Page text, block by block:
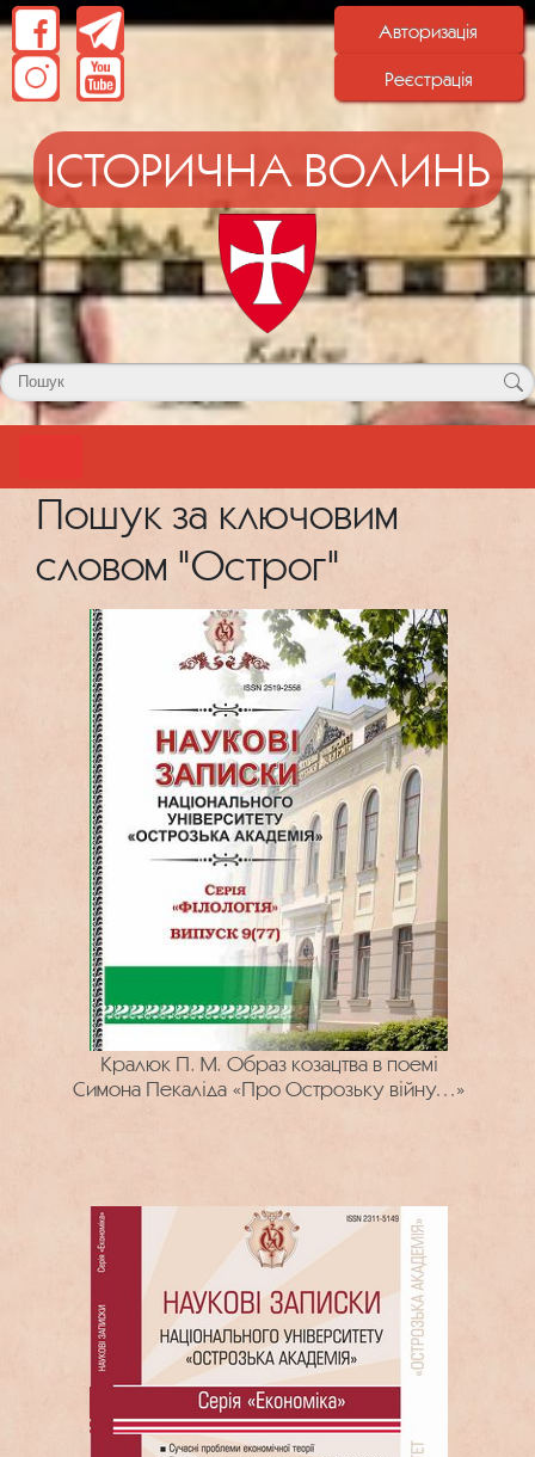
Авторизація
Реєстрація
ІСТОРИЧНА ВОЛИНЬ
Пошук за ключовим
словом "Острог"
Кралюк П. М. Образ козацтва в поемі
Симона Пекаліда «Про Острозьку війну…»